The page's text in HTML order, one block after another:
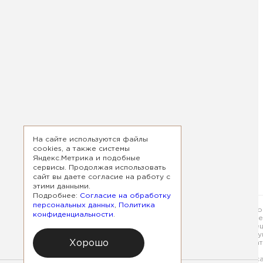
Обращаем ваше внимание на то,
характер и ни при каких условиях
собой право в любое время без
обновлять информацию,
условиях поставки просьба
Использование любых материалов
На сайте используются файлы
cookies, а также системы
Яндекс.Метрика и подобные
сервисы. Продолжая использовать
сайт вы даете согласие на работу с
этими данными.
Подробнее: Согласие на обработку
персональных данных
Политика
конфиденциальности
Хорошо